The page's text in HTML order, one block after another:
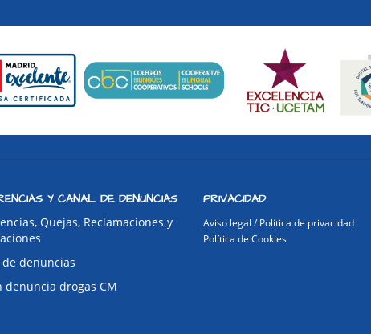
Y CANAL DE DENUNCIAS
Quejas, Reclamaciones y
de denuncias
denuncia drogas CM
PRIVACIDAD
Aviso legal / Política de privacidad
Política de Cookies